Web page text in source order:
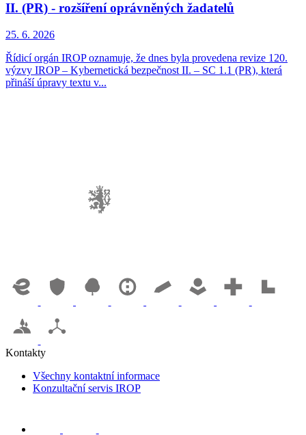
II. (PR) - rozšíření oprávněných žadatelů
25. 6. 2026
Řídicí orgán IROP oznamuje, že dnes byla provedena revize 120.
výzvy IROP – Kybernetická bezpečnost II. – SC 1.1 (PR), která
přináší úpravy textu v...
Kontakty
Všechny kontaktní informace
Konzultační servis IROP